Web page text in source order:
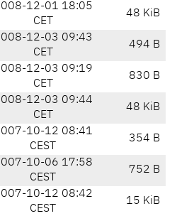
12-01 18:05
CET
48 KiB
12-03 09:43
CET
494 B
12-03 09:19
CET
830 B
12-03 09:44
CET
48 KiB
10-12 08:41
CEST
354 B
10-06 17:58
CEST
752 B
10-12 08:42
CEST
15 KiB